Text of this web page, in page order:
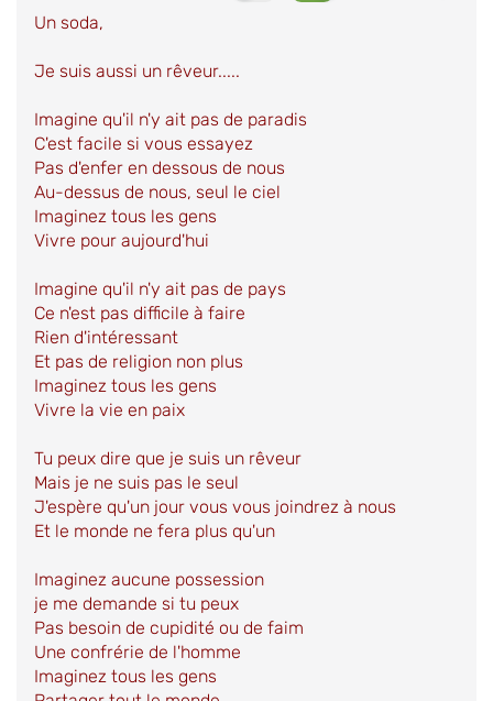
Un soda,
Je suis aussi un rêveur.....
Imagine qu'il n'y ait pas de paradis
C'est facile si vous essayez
Pas d'enfer en dessous de nous
Au-dessus de nous, seul le ciel
Imaginez tous les gens
Vivre pour aujourd'hui
Imagine qu'il n'y ait pas de pays
Ce n'est pas difficile à faire
Rien d'intéressant
Et pas de religion non plus
Imaginez tous les gens
Vivre la vie en paix
Tu peux dire que je suis un rêveur
Mais je ne suis pas le seul
J'espère qu'un jour vous vous joindrez à nous
Et le monde ne fera plus qu'un
Imaginez aucune possession
je me demande si tu peux
Pas besoin de cupidité ou de faim
Une confrérie de l'homme
Imaginez tous les gens